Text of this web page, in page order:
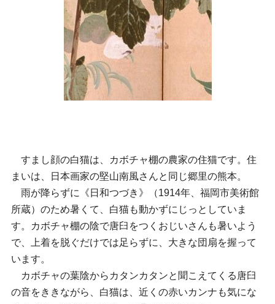
すまし顔の白猫は、カボチャ棚の農家の住猫です。住
まいは、日本画家の堅山南風さんと同じ郷里の熊本。
雨が降らずに《日和つづき》（1914年、福岡市美術館
所蔵）のため暑くて、白猫も動かずにじっとしていま
す。カボチャ棚の陰で唐臼をつくおじいさんも暑いよう
で、上着を脱ぐだけでは足らずに、大きな団扇を握って
います。
カボチャの葉陰からカタンカタンと聞こえてくる唐臼
の音をききながら、白猫は、近くの赤いカンナも気にな